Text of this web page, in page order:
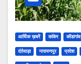
आर्थिक ख़बरें कांकेर कोंडागांव
दंतेवाड़ा नारायणपुर प्रदेश